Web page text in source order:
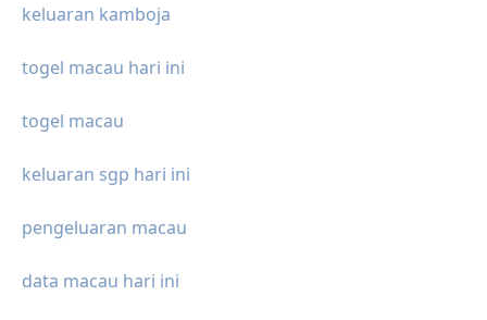
keluaran kamboja
togel macau hari ini
togel macau
keluaran sgp hari ini
pengeluaran macau
data macau hari ini